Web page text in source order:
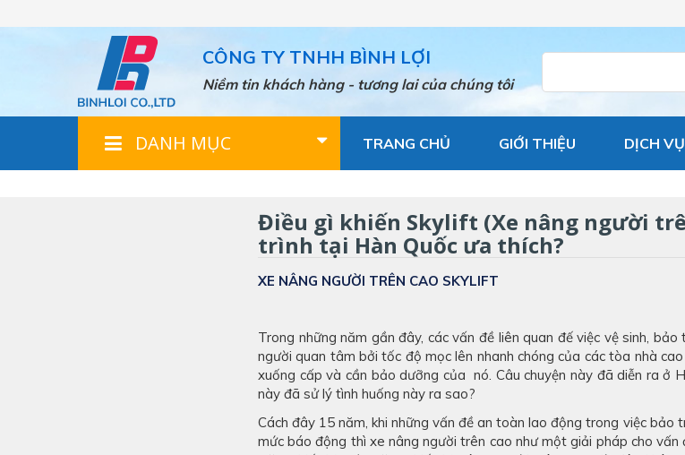
đến
CÔNG TY TNHH BÌNH LỢI
Niềm tin khách hàng - tương lai của chúng tôi
DANH MỤC TRANG CHỦ GIỚI THIỆU DỊCH VỤ
Điều gì khiến Skylift (Xe nâng người
trình tại Hàn Quốc ưa thích?
XE NÂNG NGƯỜI TRÊN CAO SKYLIFT
Trong những năm gần đây, các vấn đề liên quan đế việc vệ sinh,
người quan tâm bởi tốc độ mọc lên nhanh chóng của các tòa nhà
xuống cấp và cần bảo dưỡng của nó. Câu chuyện này đã diễn ra ở
này đã sử lý tình huống này ra sao?
Cách đây 15 năm, khi những vấn đề an toàn lao động trong việc
mức báo động thì xe nâng người trên cao như một giải pháp cho